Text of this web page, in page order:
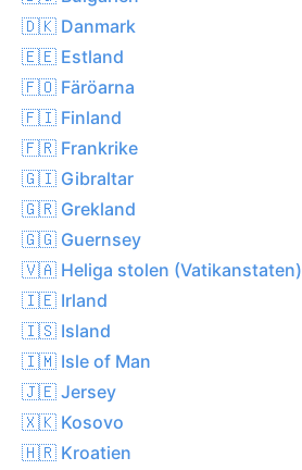
🇩🇰 Danmark
🇪🇪 Estland
🇫🇴 Färöarna
🇫🇮 Finland
🇫🇷 Frankrike
🇬🇮 Gibraltar
🇬🇷 Grekland
🇬🇬 Guernsey
🇻🇦 Heliga stolen (Vatikanstaten)
🇮🇪 Irland
🇮🇸 Island
🇮🇲 Isle of Man
🇯🇪 Jersey
🇽🇰 Kosovo
🇭🇷 Kroatien